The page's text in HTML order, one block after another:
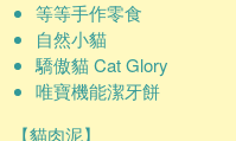
等等手作零食
自然小貓
驕傲貓 Cat Glory
唯寶機能潔牙餅
【貓肉泥】